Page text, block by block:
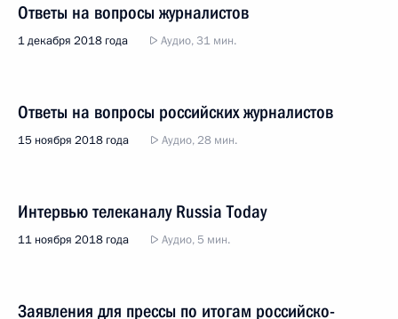
Ответы на вопросы журналистов
1 декабря 2018 года Аудио, 31 мин.
Ответы на вопросы российских журналистов
15 ноября 2018 года Аудио, 28 мин.
Интервью телеканалу Russia Today
11 ноября 2018 года Аудио, 5 мин.
Заявления для прессы по итогам российско-